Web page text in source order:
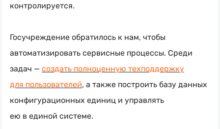
контролируется.
Госучреждение обратилось к нам, чтобы
автоматизировать сервисные процессы. Среди
задач — создать полноценную техподдержку
для пользователей, а также построить базу данных
конфигурационных единиц и управлять
ею в единой системе.